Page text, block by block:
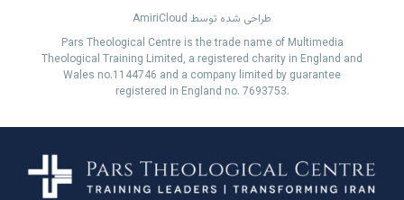
طراحی شده توسط AmiriCloud
Pars Theological Centre is the trade name of Multimedia
Theological Training Limited, a registered charity in England and
Wales no.1144746 and a company limited by guarantee
registered in England no. 7693753.